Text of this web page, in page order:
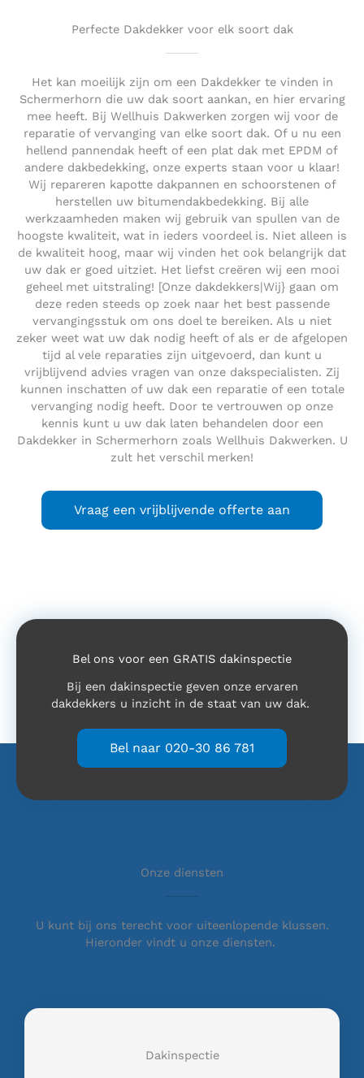
Perfecte Dakdekker voor elk soort dak
Het kan moeilijk zijn om een Dakdekker te vinden in
Schermerhorn die uw dak soort aankan, en hier ervaring
mee heeft. Bij Wellhuis Dakwerken zorgen wij voor de
reparatie of vervanging van elke soort dak. Of u nu een
hellend pannendak heeft of een plat dak met EPDM of
andere dakbedekking, onze experts staan voor u klaar!
Wij repareren kapotte dakpannen en schoorstenen of
herstellen uw bitumendakbedekking. Bij alle
werkzaamheden maken wij gebruik van spullen van de
hoogste kwaliteit, wat in ieders voordeel is. Niet alleen is
de kwaliteit hoog, maar wij vinden het ook belangrijk dat
uw dak er goed uitziet. Het liefst creëren wij een mooi
geheel met uitstraling! [Onze dakdekkers|Wij} gaan om
deze reden steeds op zoek naar het best passende
vervangingsstuk om ons doel te bereiken. Als u niet
zeker weet wat uw dak nodig heeft of als er de afgelopen
tijd al vele reparaties zijn uitgevoerd, dan kunt u
vrijblijvend advies vragen van onze dakspecialisten. Zij
kunnen inschatten of uw dak een reparatie of een totale
vervanging nodig heeft. Door te vertrouwen op onze
kennis kunt u uw dak laten behandelen door een
Dakdekker in Schermerhorn zoals Wellhuis Dakwerken. U
zult het verschil merken!
Vraag een vrijblijvende offerte aan
Bel ons voor een GRATIS dakinspectie
Bij een dakinspectie geven onze ervaren
dakdekkers u inzicht in de staat van uw dak.
Bel naar 020-30 86 781
Onze diensten
U kunt bij ons terecht voor uiteenlopende klussen.
Hieronder vindt u onze diensten.
Dakinspectie